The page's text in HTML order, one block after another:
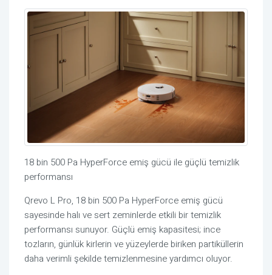
18 bin 500 Pa HyperForce emiş gücü ile güçlü temizlik
performansı
Qrevo L Pro, 18 bin 500 Pa HyperForce emiş gücü
sayesinde halı ve sert zeminlerde etkili bir temizlik
performansı sunuyor. Güçlü emiş kapasitesi; ince
tozların, günlük kirlerin ve yüzeylerde biriken partiküllerin
daha verimli şekilde temizlenmesine yardımcı oluyor.